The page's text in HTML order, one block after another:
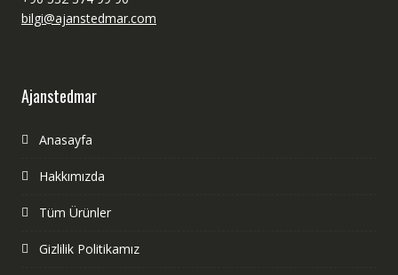
bilgi@ajanstedmar.com
Ajanstedmar
Anasayfa
Hakkımızda
Tüm Ürünler
Gizlilik Politikamız